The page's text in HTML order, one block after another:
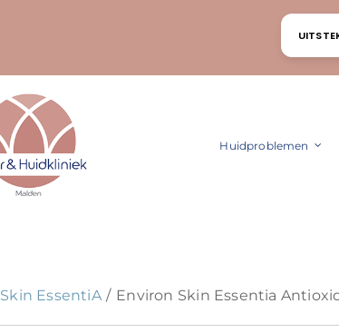
Huidproblemen
Skin EssentiA Environ Skin Essentia